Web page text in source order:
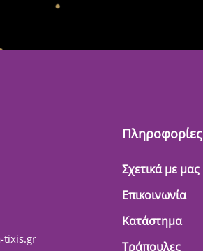
tixis.gr
Πληροφορίες
Σχετικά με μας
Επικοινωνία
Κατάστημα
Τράπουλες